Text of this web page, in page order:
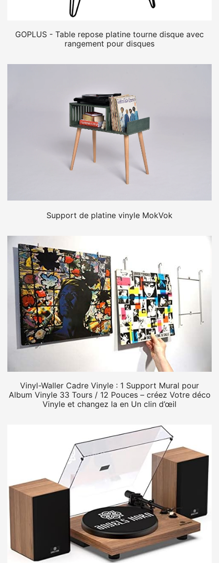
GOPLUS - Table repose platine tourne disque avec
rangement pour disques
Support de platine vinyle MokVok
Vinyl-Waller Cadre Vinyle : 1 Support Mural pour
Album Vinyle 33 Tours / 12 Pouces – créez Votre déco
Vinyle et changez la en Un clin d’œil